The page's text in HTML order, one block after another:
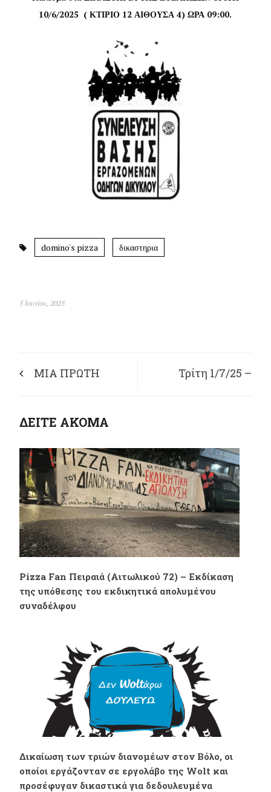
10/6/2025 ( ΚΤΙΡΙΟ 12 ΑΙΘΟΥΣΑ 4) ΩΡΑ 09:00.
domino's pizza δικαστηρια
5 Ιουνίου, 2025
ΜΙΑ ΠΡΩΤΗ
SPEEDEX: 10
ΗΜΕΡΕΣ
ΑΠΕΡΓΙΑΚΟΥ
ΑΓΩΝΑ
Τρίτη 1/7/25 –
Διοικητικού
Συμβουλίου Του
Σωματείου
ΔΕΙΤΕ ΑΚΟΜΑ
Pizza Fan Πειραιά (Αιτωλικού 72) – Εκδίκαση
της υπόθεσης του εκδικητικά απολυμένου
συναδέλφου
Δικαίωση των τριών διανομέων στον Βόλο, οι
οποίοι εργάζονταν σε εργολάβο της Wolt και
προσέφυγαν δικαστικά για δεδουλευμένα